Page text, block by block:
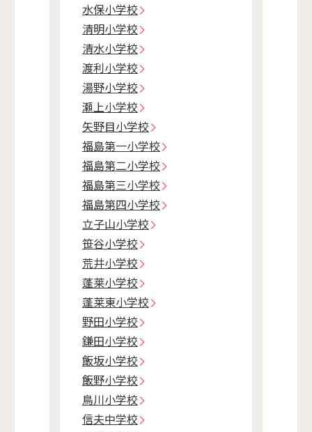
水保小学校
清明小学校
清水小学校
渡利小学校
湯野小学校
瀬上小学校
矢野目小学校
福島第一小学校
福島第二小学校
福島第三小学校
福島第四小学校
立子山小学校
笹谷小学校
荒井小学校
蓬莱小学校
蓬莱東小学校
野田小学校
鎌田小学校
飯坂小学校
飯野小学校
鳥川小学校
信夫中学校